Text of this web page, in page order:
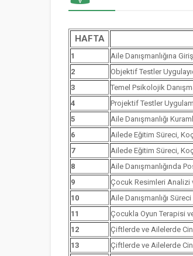
HAFTA
1 Aile Danışmanlığına
2
Objektif Testler
3
Temel Psikolojik
4
Projektif Testler
5
Aile Danışmanlığı
6
Ailede Eğitim Süreci,
7
Ailede Eğitim Süreci,
8
Aile Danışmanlığında
9
Çocuk Resimleri Analizi
10
Aile Danışmanlığı Süreci
11
Çocukla Oyun Terapisi
12
Çiftlerde ve Ailelerde
13
Çiftlerde ve Ailelerde